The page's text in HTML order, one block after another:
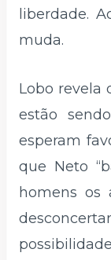
liberdade.
muda.
Lobo revela
estão
esperam
que Neto
homens os